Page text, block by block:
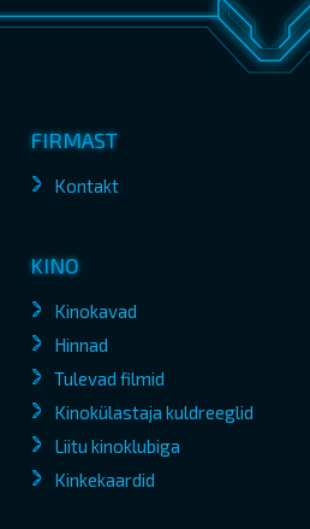
FIRMAST
Kontakt
KINO
Kinokavad
Hinnad
Tulevad filmid
Kinokülastaja kuldreeglid
Liitu kinoklubiga
Kinkekaardid